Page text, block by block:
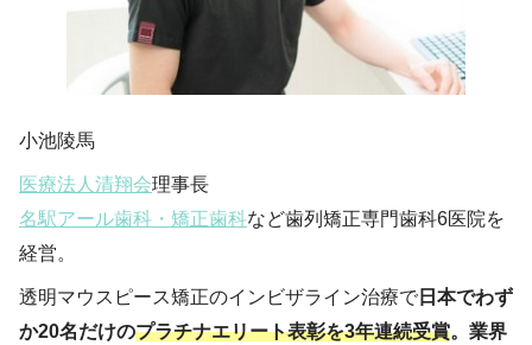
小池陵馬
医療法人清翔会理事長
名駅アール歯科・矯正歯科など歯列矯正専門歯科6医院を
経営。
透明マウスピース矯正のインビザライン治療で 日本でわず
か20名だけのプラチナエリート表彰を3年連続受賞。業界